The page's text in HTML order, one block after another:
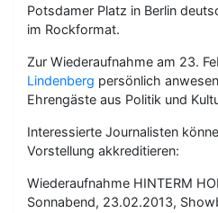
Potsdamer Platz in Berlin
im Rockformat.
Zur Wiederaufnahme am 23.
Lindenberg persönlich
Ehrengäste aus Politik und
Interessierte Journalisten
Vorstellung akkreditieren:
Wiederaufnahme HINTERM
Sonnabend, 23.02.2013,